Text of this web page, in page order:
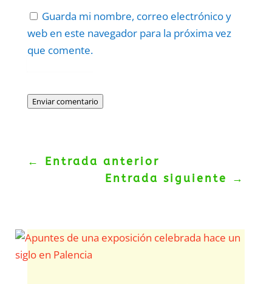
Guarda mi nombre, correo electrónico y
web en este navegador para la próxima vez
que comente.
Enviar comentario
← Entrada anterior
Entrada siguiente
→